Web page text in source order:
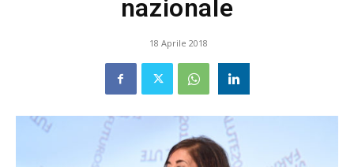
nazionale
18 Aprile 2018